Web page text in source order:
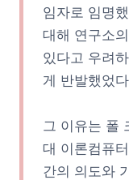
임자로 임명
대해 연구소
있다고 우려
게 반발했었
그 이유는 폴
대 이론컴퓨
간의 의도와